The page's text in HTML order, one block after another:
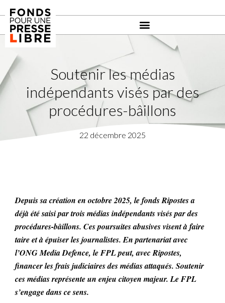
Soutenir les médias
indépendants visés par des
procédures-bâillons
22 décembre 2025
Depuis sa création en octobre 2025, le fonds Ripostes a
déjà été saisi par trois médias indépendants visés par des
procédures-bâillons. Ces poursuites abusives visent à faire
taire et à épuiser les journalistes. En partenariat avec
l’ONG Media Defence, le FPL peut, avec Ripostes,
financer les frais judiciaires des médias attaqués. Soutenir
ces médias représente un enjeu citoyen majeur. Le FPL
s’engage dans ce sens.